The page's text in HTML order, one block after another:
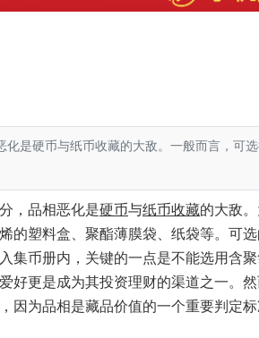
硬币与纸币收藏的大敌。一般而言，可
，品相恶化是硬币与纸币收藏的大敌
的塑料盒、聚酯薄膜袋、纸袋等。可
集币册内，关键的一点是不能选用含
好更是成为其投资理财的渠道之一。然
因为品相是藏品价值的一个重要判定